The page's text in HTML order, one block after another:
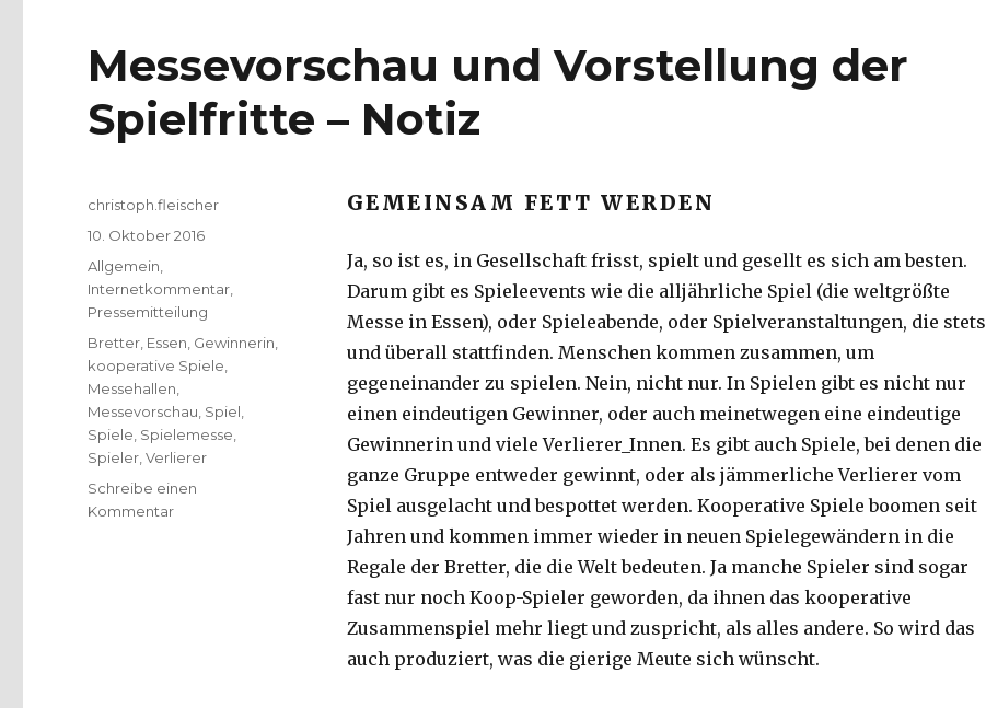
Messevorschau und Vorstellung der
Spielfritte – Notiz
GEMEINSAM FETT WERDEN
Ja, so ist es, in Gesellschaft frisst, spielt und gesellt es sich am besten.
Darum gibt es Spieleevents wie die alljährliche Spiel (die weltgrößte
Messe in Essen), oder Spieleabende, oder Spielveranstaltungen, die stets
und überall stattfinden. Menschen kommen zusammen, um
gegeneinander zu spielen. Nein, nicht nur. In Spielen gibt es nicht nur
einen eindeutigen Gewinner, oder auch meinetwegen eine eindeutige
Gewinnerin und viele Verlierer_Innen. Es gibt auch Spiele, bei denen die
ganze Gruppe entweder gewinnt, oder als jämmerliche Verlierer vom
Spiel ausgelacht und bespottet werden. Kooperative Spiele boomen seit
Jahren und kommen immer wieder in neuen Spielegewändern in die
Regale der Bretter, die die Welt bedeuten. Ja manche Spieler sind sogar
fast nur noch Koop-Spieler geworden, da ihnen das kooperative
Zusammenspiel mehr liegt und zuspricht, als alles andere. So wird das
auch produziert, was die gierige Meute sich wünscht.
Autor
christoph.fleischer
Veröffentlicht
am
10. Oktober 2016
Kategorien
Allgemein
Internetkommentar
Pressemitteilung
Schlagwörter
Bretter Essen Gewinnerin
kooperative Spiele
Messehallen
Messevorschau Spiel
Spiele Spielemesse
Spieler ,Verlierer
Schreibe einen
Kommentarzu